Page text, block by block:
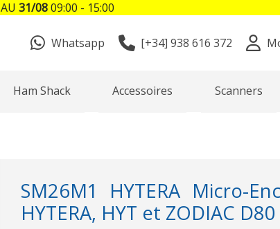
Whatsapp [+34] 938 616 372
Ham Shack Accessoires Scanners
SM26M1 HYTERA Micro-
HYTERA, HYT et ZODIAC
AU 31/0809:00 - 15:00